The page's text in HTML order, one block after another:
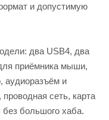
и допустимую
два USB4, два
приёмника мыши,
аудиоразъём и
сеть, карта
большого хаба.